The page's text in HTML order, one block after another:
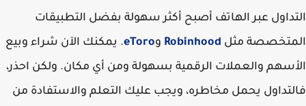
التداول عبر الهاتف أصبح أكثر سهولة بفضل التطبيقات
المتخصصة مثل Robinhood وeToro. يمكنك الآن شراء وبيع
الأسهم والعملات الرقمية بسهولة ومن أي مكان. ولكن احذر،
فالتداول يحمل مخاطره، ويجب عليك التعلم والاستفادة من